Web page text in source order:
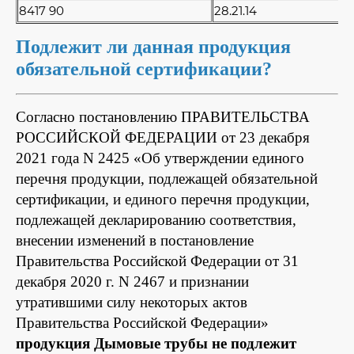
8417 90
28.21.14
Подлежит ли данная продукция
обязательной сертификации?
Согласно постановлению ПРАВИТЕЛЬСТВА
РОССИЙСКОЙ ФЕДЕРАЦИИ от 23 декабря
2021 года N 2425 «Об утверждении единого
перечня продукции, подлежащей обязательной
сертификации, и единого перечня продукции,
подлежащей декларированию соответствия,
внесении изменений в постановление
Правительства Российской Федерации от 31
декабря 2020 г. N 2467 и признании
утратившими силу некоторых актов
Правительства Российской Федерации»
продукция Дымовые трубы не подлежит